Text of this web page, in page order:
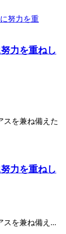
力を重ねし
スを兼ね備えた
力を重ねし
スを兼ね備え...